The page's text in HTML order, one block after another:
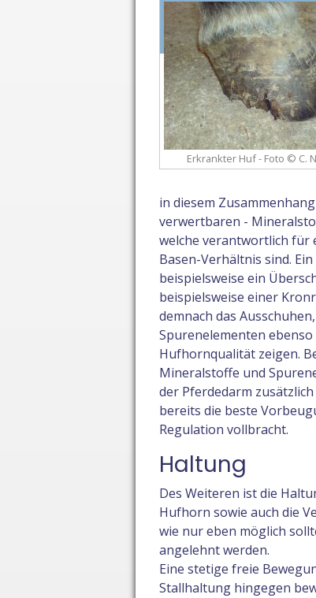
Erkrankter Huf - Foto © C.
in diesem
verwertbaren -
welche verantwortlich für
Basen-Verhältnis sind.
beispielsweise ein
beispielsweise einer
demnach das
Spurenelementen
Hufhornqualität zeigen.
Mineralstoffe und
der Pferdedarm
bereits die beste
Regulation vollbracht.
Haltung
Des Weiteren ist die
Hufhorn sowie auch die
wie nur eben möglich
angelehnt werden.
Eine stetige freie
Stallhaltung hingegen